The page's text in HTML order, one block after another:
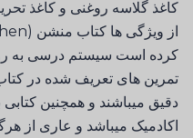
کاغذ گلاسه روغنی و کاغذ
کرده است سیستم درسی به
تمرین های تعریف شده در
دقیق میباشند و همچنین
اکادمیک میباشد و عاری از